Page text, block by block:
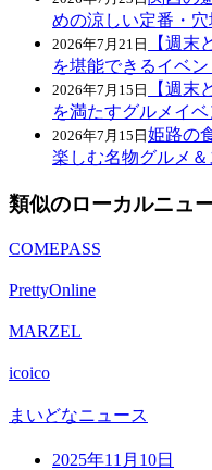
めの涼しい定番・
2026年7月21日
【週末
を堪能できるイベン
2026年7月15日
【週末
を満たすグルメイ
2026年7月15日 姫路の
楽しむ名物グルメ
類似のローカルニュ
COMEPASS
PrettyOnline
MARZEL
icoico
まいどなニュース
2025年11月10日